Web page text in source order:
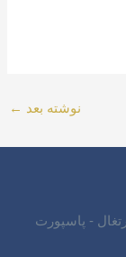
نوشته بعد ←